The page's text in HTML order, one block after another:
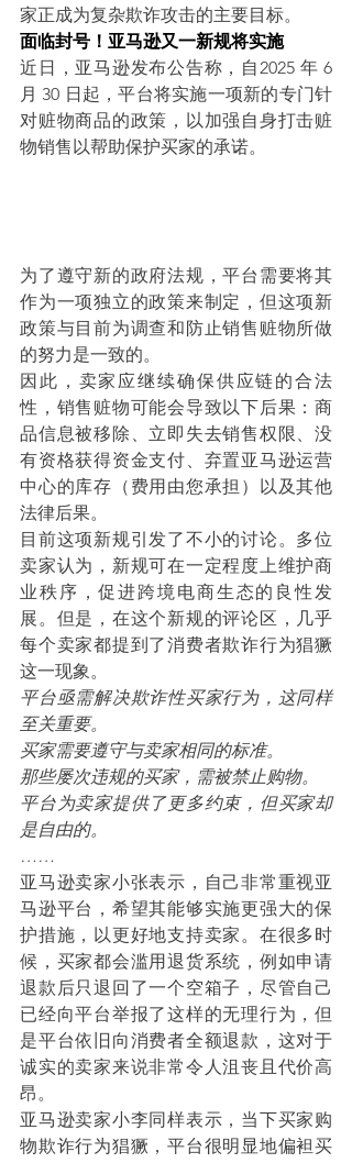
家正成为复杂欺诈攻击的主要目标。
面临封号！亚马逊又一新规将实施
近日，亚马逊发布公告称，自2025 年 6
月 30 日起，平台将实施一项新的专门针
对赃物商品的政策，以加强自身打击赃
物销售以帮助保护买家的承诺。
为了遵守新的政府法规，平台需要将其
作为一项独立的政策来制定，但这项新
政策与目前为调查和防止销售赃物所做
的努力是一致的。
因此，卖家应继续确保供应链的合法
性，销售赃物可能会导致以下后果：商
品信息被移除、立即失去销售权限、没
有资格获得资金支付、弃置亚马逊运营
中心的库存（费用由您承担）以及其他
法律后果。
目前这项新规引发了不小的讨论。多位
卖家认为，新规可在一定程度上维护商
业秩序，促进跨境电商生态的良性发
展。但是，在这个新规的评论区，几乎
每个卖家都提到了消费者欺诈行为猖獗
这一现象。
平台亟需解决欺诈性买家行为，这同样
至关重要。
买家需要遵守与卖家相同的标准。
那些屡次违规的买家，需被禁止购物。
平台为卖家提供了更多约束，但买家却
是自由的。
……
亚马逊卖家小张表示，自己非常重视亚
马逊平台，希望其能够实施更强大的保
护措施，以更好地支持卖家。在很多时
候，买家都会滥用退货系统，例如申请
退款后只退回了一个空箱子，尽管自己
已经向平台举报了这样的无理行为，但
是平台依旧向消费者全额退款，这对于
诚实的卖家来说非常令人沮丧且代价高
昂。
亚马逊卖家小李同样表示，当下买家购
物欺诈行为猖獗，平台很明显地偏袒买